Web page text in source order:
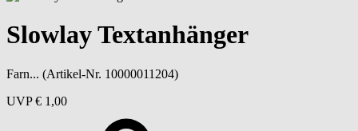
Slowlay Textanhänger
Farn... (Artikel-Nr. 10000011204)
UVP € 1,00